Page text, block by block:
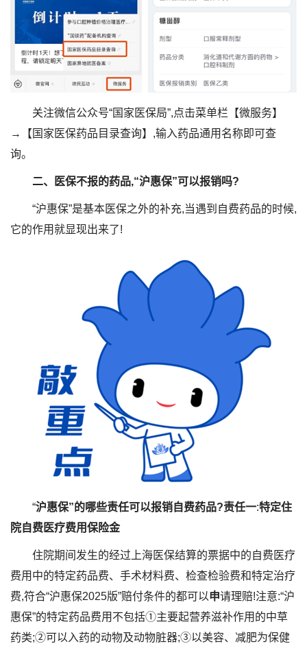
关注微信公众号“国家医保局”,点击菜单栏【微服务】
→【国家医保药品目录查询】,输入药品通用名称即可查
询。
二、医保不报的药品,“沪惠保”可以报销吗?
“沪惠保”是基本医保之外的补充,当遇到自费药品的时候,
它的作用就显现出来了!
“沪惠保”的哪些责任可以报销自费药品?责任一:特定住
院自费医疗费用保险金
住院期间发生的经过上海医保结算的票据中的自费医疗
费用中的特定药品费、手术材料费、检查检验费和特定治疗
费,符合“沪惠保2025版”赔付条件的都可以申请理赔!注意:“沪
惠保”的特定药品费用不包括①主要起营养滋补作用的中草
药类;②可以入药的动物及动物脏器;③以美容、减肥为保健